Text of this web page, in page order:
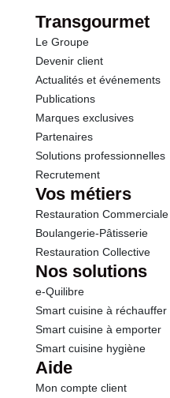
dont Sucres
Fibres
Protéines
Sel
Sodium
Transgourmet
Le Groupe
Devenir client
Actualités et événements
Publications
Marques exclusives
Partenaires
Solutions professionnelles
Recrutement
Vos métiers
Restauration Commerciale
Boulangerie-Pâtisserie
Restauration Collective
Nos solutions
e-Quilibre
Smart cuisine à réchauffer
Smart cuisine à emporter
Smart cuisine hygiène
Aide
Mon compte client